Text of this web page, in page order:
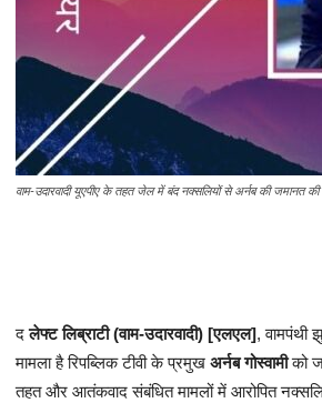
वाम-उदारवादी यूएपीए के तहत जेल में बंद नक्सलियों से अर्नब की जमानत
दलेफ्ट लिब्राटी (वाम-उदारवादी) [एलएल], वामपंथी
मामला है रिपब्लिक टीवी के प्रमुख अर्नब गोस्वामीको
तहत और आतंकवाद संबंधित मामलों में आरोपित